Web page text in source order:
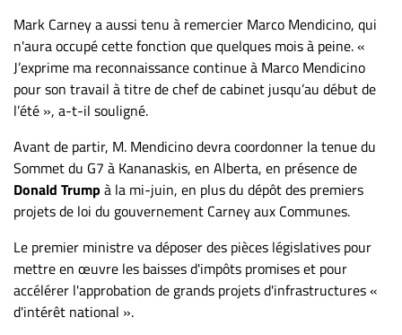
propos
Infolettre
S’abonner
FAQ
confidentialité
Mark Carney a aussi tenu à remercier Marco Mendicino, qui
n'aura occupé cette fonction que quelques mois à peine. «
J’exprime ma reconnaissance continue à Marco Mendicino
pour son travail à titre de chef de cabinet jusqu’au début de
l’été », a-t-il souligné.
Avant de partir, M. Mendicino devra coordonner la tenue du
Sommet du G7 à Kananaskis, en Alberta, en présence de
Donald Trump à la mi-juin, en plus du dépôt des premiers
projets de loi du gouvernement Carney aux Communes.
Le premier ministre va déposer des pièces législatives pour
mettre en œuvre les baisses d'impôts promises et pour
accélérer l'approbation de grands projets d'infrastructures «
d'intérêt national ».